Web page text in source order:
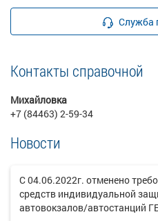
Служба
Контакты справочной
Михайловка
+7 (84463) 2-59-34
Новости
С 04.06.2022г. отменено
средств индивидуальной
автовокзалов/автостанций